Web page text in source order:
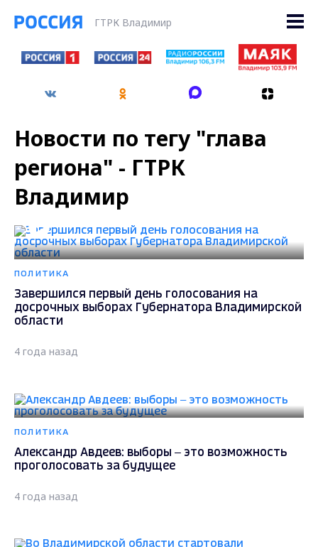
ГТРК Владимир
Новости по тегу "глава
региона" - ГТРК
Владимир
ПОЛИТИКА
Завершился первый день голосования на
досрочных выборах Губернатора Владимирской
области
4 года назад
ПОЛИТИКА
Александр Авдеев: выборы – это возможность
проголосовать за будущее
4 года назад